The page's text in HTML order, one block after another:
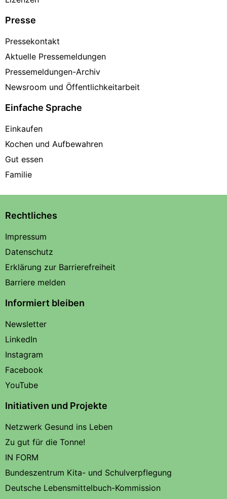
Presse
Pressekontakt
Aktuelle Pressemeldungen
Pressemeldungen-Archiv
Newsroom und Öffentlichkeitarbeit
Einfache Sprache
Einkaufen
Kochen und Aufbewahren
Gut essen
Familie
Rechtliches
Impressum
Datenschutz
Erklärung zur Barrierefreiheit
Barriere melden
Informiert bleiben
Newsletter
LinkedIn
Instagram
Facebook
YouTube
Initiativen und Projekte
Netzwerk Gesund ins Leben
Zu gut für die Tonne!
IN FORM
Bundeszentrum Kita- und Schulverpflegung
Deutsche Lebensmittelbuch-Kommission